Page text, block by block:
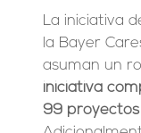
La iniciativa
la Bayer
asuman un
iniciativa
99 proyectos